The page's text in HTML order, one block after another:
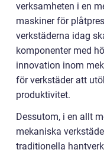
verksamheten i en
maskiner för
verkstäderna idag
komponenter med
innovation inom
för verkstäder att
produktivitet.
Dessutom, i en allt
mekaniska
traditionella